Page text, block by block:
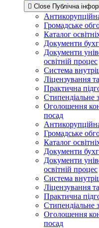
Close Публічна
Громадське
Каталог
Документи
Документи
освітній процес
Система
Ліцензування
Практична
Стипендіальне
Оголошення
посад
Громадське
Каталог
Документи
Документи
освітній процес
Система
Ліцензування
Практична
Стипендіальне
Оголошення
посад